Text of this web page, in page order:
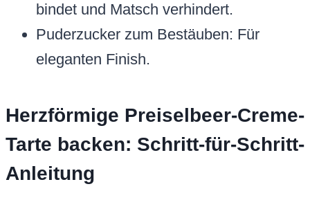
bindet und Matsch verhindert.
Puderzucker zum Bestäuben: Für
eleganten Finish.
Herzförmige Preiselbeer-Creme-
Tarte backen: Schritt-für-Schritt-
Anleitung